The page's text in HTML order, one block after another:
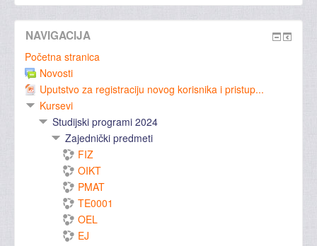
NAVIGACIJA
Početna stranica
Novosti
Uputstvo za registraciju novog korisnika i pristup...
Kursevi
Studijski programi 2024
Zajednički predmeti
FIZ
OIKT
PMAT
TE0001
OEL
EJ